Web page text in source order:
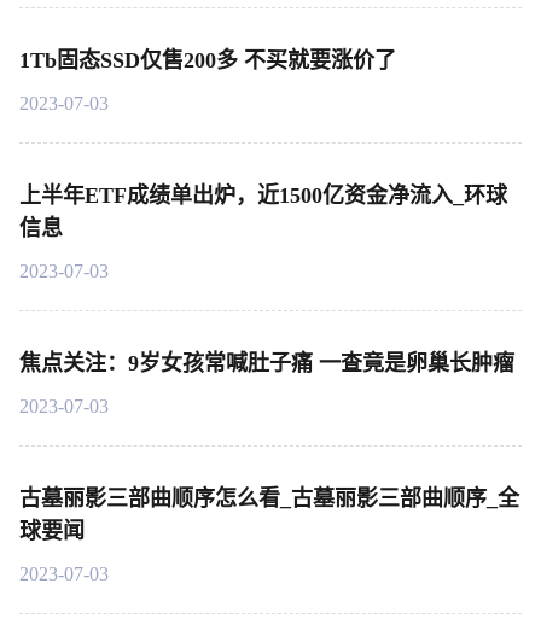
1Tb固态SSD仅售200多 不买就要涨价了
2023-07-03
上半年ETF成绩单出炉，近1500亿资金净流入_环球
信息
2023-07-03
焦点关注：9岁女孩常喊肚子痛 一查竟是卵巢长肿瘤
2023-07-03
古墓丽影三部曲顺序怎么看_古墓丽影三部曲顺序_全
球要闻
2023-07-03